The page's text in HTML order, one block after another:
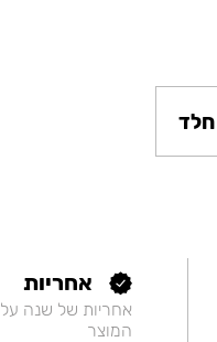
אחריות
אחריות של שנה על
המוצר